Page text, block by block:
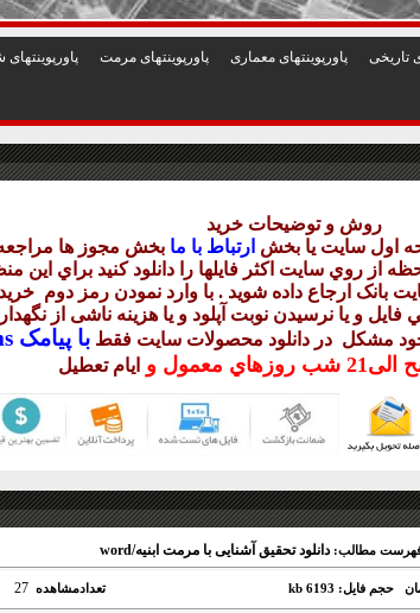
تاريخی پاورپوينتهای معماری پاورپوينتهای مرمت
روش و توضيحات خريد
اول سايت يا بخش ارتباط با ما بخش مجوز ها مراجعه
از روي سايت اکثر فايلها را دانلود کنيد براي اين
بانک ارجاع داده شويد . با وارد نمودن رمز دوم
فايل و يا نرسيدن نوبت آپلود و يا هزينه ناشی از
مشکل در دانلود محصولات سايت فقط با پيامک sms يا
الی21 شب روزهاي معمول و ايام تعطيل
مطالب: دانلود تحقیق آشنایی با مرمت ابنیه/word
حجم فایل: 6193 kb تعدادمشاهده 27